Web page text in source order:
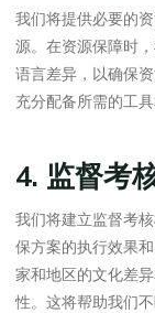
我们将提供必要的
源。在资源保障时
语言差异，以确保
充分配备所需的工
4. 监督考
我们将建立监督考
保方案的执行效果
家和地区的文化差
性。这将帮助我们